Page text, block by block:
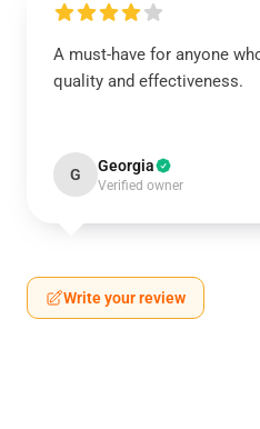
A must-have for anyone
quality and effectiveness.
G Georgia
Verified owner
Write your review